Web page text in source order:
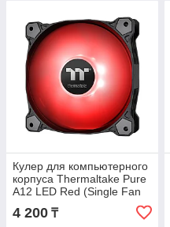
Кулер для компьютерного
корпуса Thermaltake Pure
A12 LED Red (Single Fan
4 200 ₸